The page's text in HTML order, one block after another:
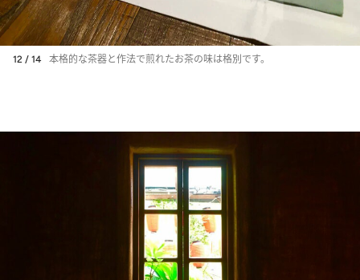
12 / 14 本格的な茶器と作法で煎れたお茶の味は格別です。